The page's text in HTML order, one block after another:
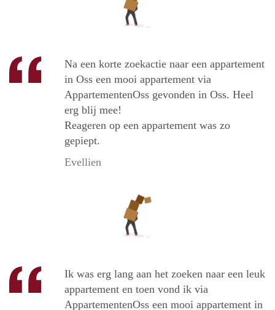
Na een korte zoekactie naar een appartement
in Oss een mooi appartement via
AppartementenOss gevonden in Oss. Heel
erg blij mee!
Reageren op een appartement was zo
gepiept.
Evellien
Ik was erg lang aan het zoeken naar een leuk
appartement en toen vond ik via
AppartementenOss een mooi appartement in